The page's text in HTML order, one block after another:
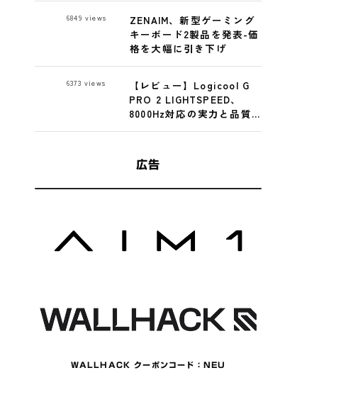
Mousepad レビュー
ZENAIM、新型ゲーミング
キーボード2製品を発表-価
格を大幅に引き下げ
6849 views
【レビュー】Logicool G
PRO 2 LIGHTSPEED、
8000Hz対応の実力と品質
6373 views
広告
WALLHACK クーポンコード：NEU